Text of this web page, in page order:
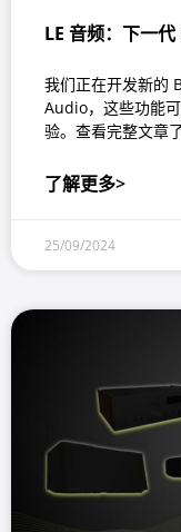
LE 音频：下一
我们正在开发新的
Audio，这些功能
验。查看完整文章
了解更多>
25/09/2024